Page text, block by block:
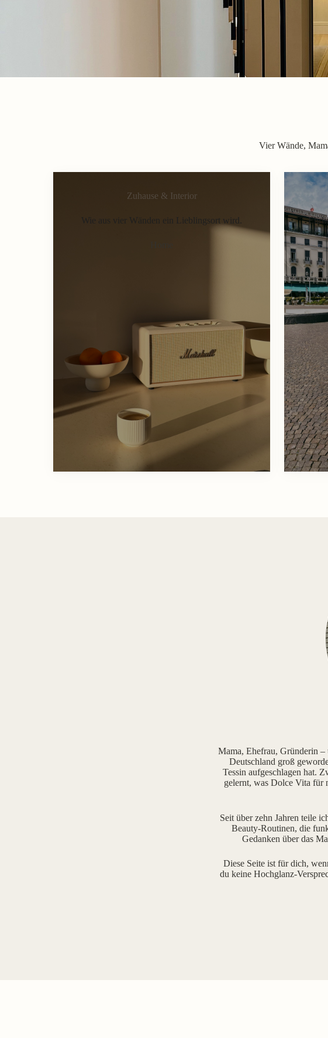
Vier Wände,
Zuhause & Interior
Wie aus vier Wänden ein Lieblingsort wird.
Mama, Ehefrau, Gründerin –
Deutschland groß
Tessin aufgeschlagen hat.
gelernt, was Dolce Vita für
Seit über zehn Jahren teile
Beauty-Routinen, die
Gedanken über das
Diese Seite ist für dich,
du keine Hochglanz-